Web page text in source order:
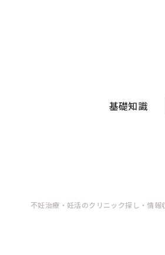
基礎知識
不妊治療・妊活のクリニック探し・情報